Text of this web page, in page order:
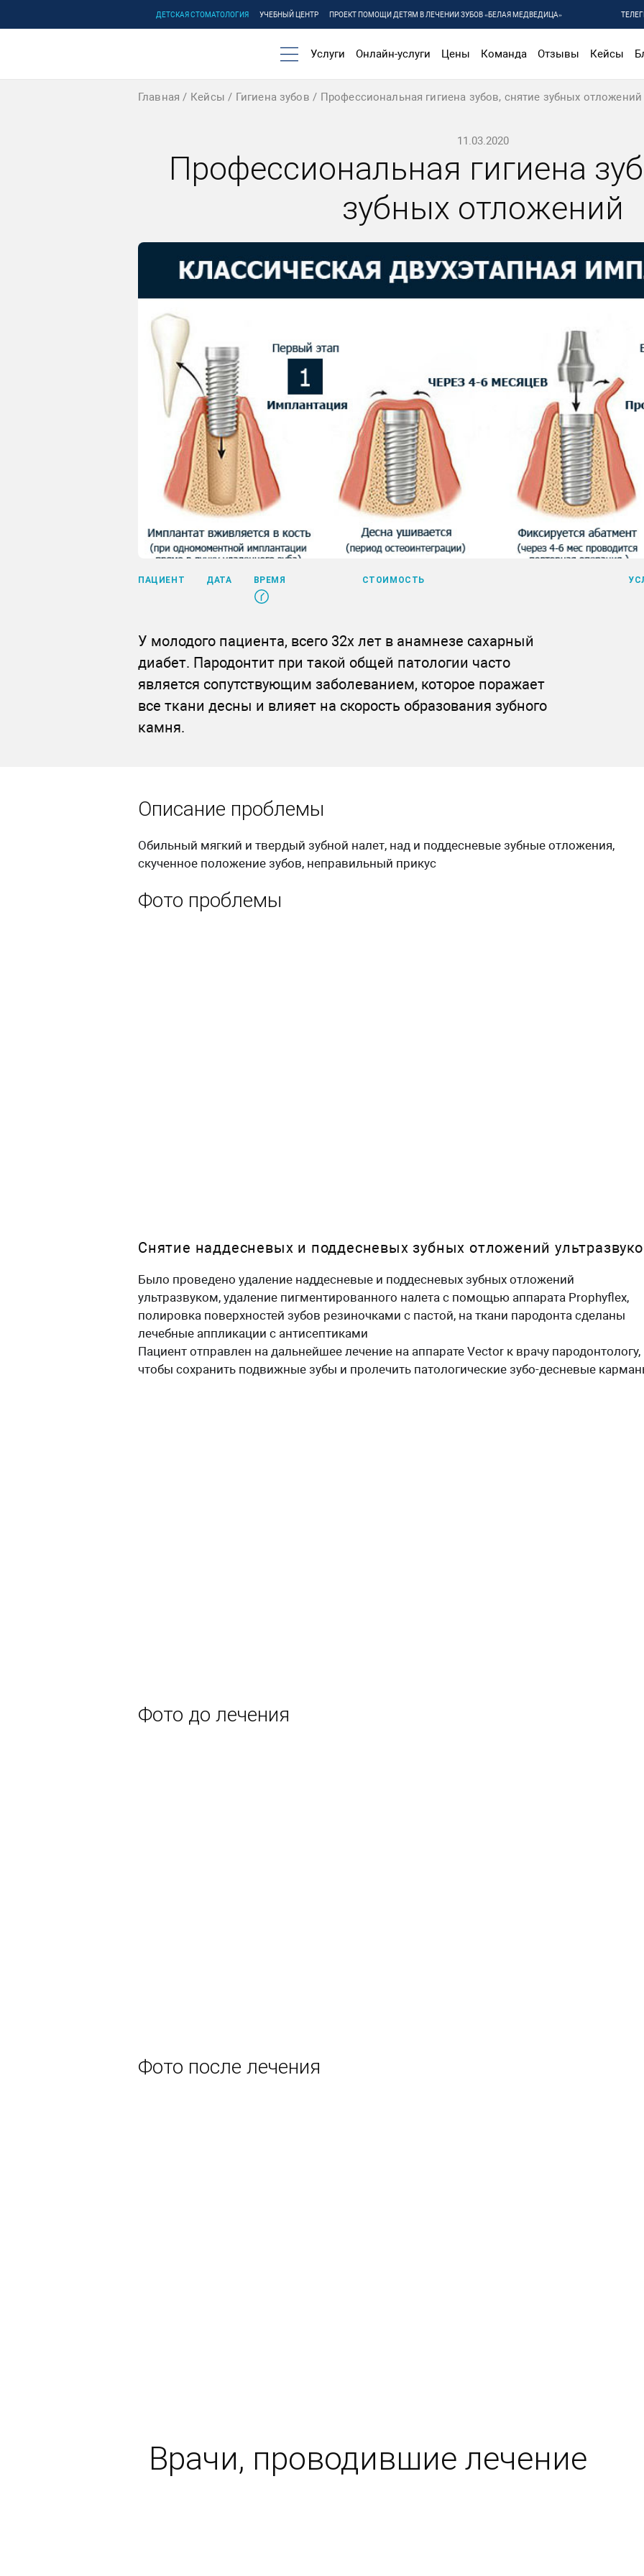
ДЕТСКАЯ СТОМАТОЛОГИЯ УЧЕБНЫЙ ЦЕНТР ПРОЕКТ ПОМОЩИ ДЕТЯМ В ЛЕЧЕНИИ ЗУБОВ «БЕЛАЯ МЕДВЕДИЦА»
Услуги Онлайн-услуги Цены Команда Отзывы Кейсы
Главная Кейсы Гигиена зубов Профессиональная гигиена зубов, снятие зубных отложений
11.03.2020
Профессиональная гигиена
зубных отложений
ПАЦИЕНТ ДАТА ВРЕМЯ СТОИМОСТЬ
У молодого пациента, всего 32х лет в анамнезе сахарный
диабет. Пародонтит при такой общей патологии часто
является сопутствующим заболеванием, которое поражает
все ткани десны и влияет на скорость образования зубного
камня.
Описание проблемы
Обильный мягкий и твердый зубной налет, над и поддесневые зубные отложения,
скученное положение зубов, неправильный прикус
Фото проблемы
Снятие наддесневых и поддесневых зубных отложений
Было проведено удаление наддесневые и поддесневых зубных отложений
ультразвуком, удаление пигментированного налета с помощью аппарата Prophyflex,
полировка поверхностей зубов резиночками с пастой, на ткани пародонта сделаны
лечебные аппликации c антисептиками
Пациент отправлен на дальнейшее лечение на аппарате Vector к врачу пародонтологу,
чтобы сохранить подвижные зубы и пролечить патологические зубо-десневые
Фото до лечения
Фото после лечения
Врачи, проводившие лечение